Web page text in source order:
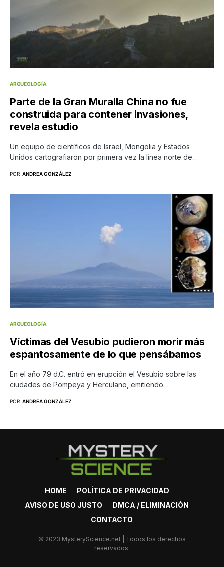
ARQUEOLOGÍA
Parte de la Gran Muralla China no fue
construida para contener invasiones,
revela estudio
Un equipo de científicos de Israel, Mongolia y Estados
Unidos cartografiaron por primera vez la línea norte de…
POR ANDREA GONZÁLEZ
ARQUEOLOGÍA
Víctimas del Vesubio pudieron morir más
espantosamente de lo que pensábamos
En el año 79 d.C. entró en erupción el Vesubio sobre las
ciudades de Pompeya y Herculano, emitiendo…
POR ANDREA GONZÁLEZ
HOME
POLÍTICA DE PRIVACIDAD
AVISO DE USO JUSTO
DMCA / ELIMINACIÓN
CONTACTO
© 2023 MysteryScience.net | Todos los derechos
reservados.